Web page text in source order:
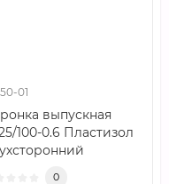
01
выпускная
100-0.6 Пластизол
0